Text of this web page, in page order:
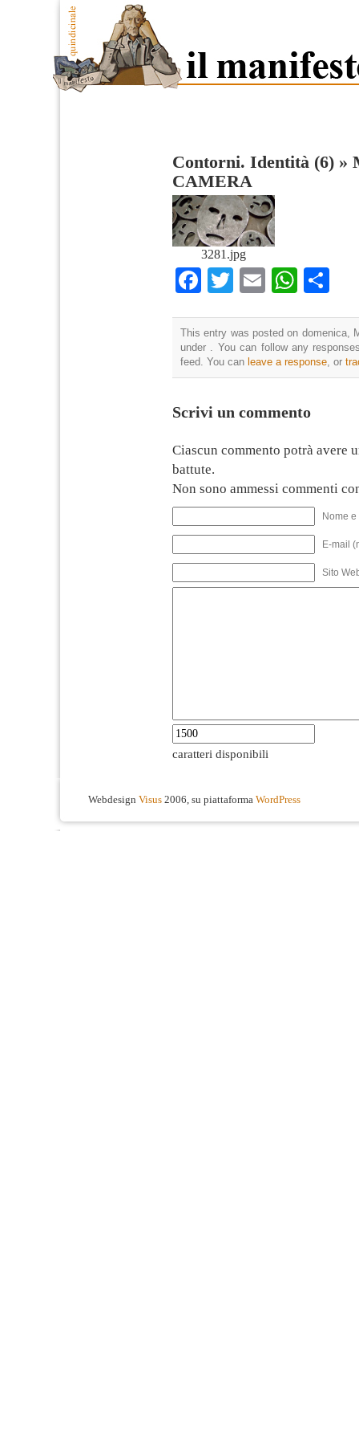
Contorni. Identità (6) »
CAMERA
3281.jpg
Facebook
TwitterEmail
This entry was posted on domenica,
under . You can follow any
feed. You can leave a response, or
Scrivi un commento
Ciascun commento potrà avere
battute.
Non sono ammessi commenti
Nome
E-mail
Sito
caratteri disponibili
Webdesign Visus 2006, su piattaforma WordPress